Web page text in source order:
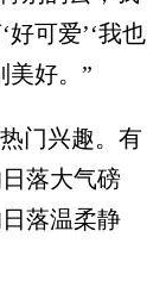
可爱’‘我也
美好。”
门兴趣。有
落大气磅
落温柔静